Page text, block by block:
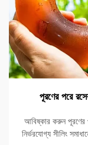
পূরণের পরে
আবিষ্কার করুন পূরণের
নির্ভরযোগ্য সীলিং